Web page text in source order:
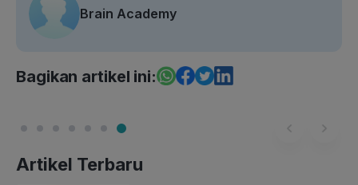
Brain Academy
Bagikan artikel ini:
Artikel Terbaru